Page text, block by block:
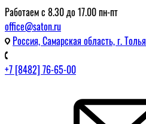
Работаем с 8.30 до 17.00 пн-пт
office@saton.ru
Россия, Самарская область, г.
+7 [8482] 76-65-00